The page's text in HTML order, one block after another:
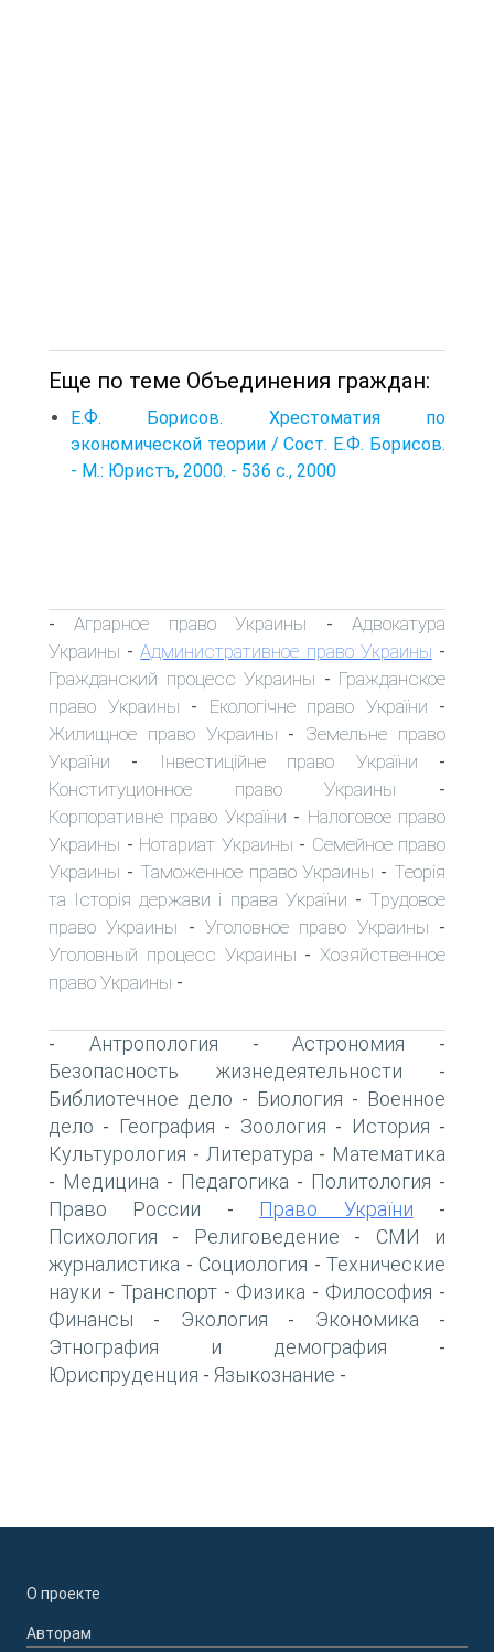
Еще по теме Объединения граждан:
Е.Ф. Борисов. Хрестоматия по
экономической теории / Сост. Е.Ф. Борисов.
- М.: Юристъ, 2000. - 536 с., 2000
-Аграрное право Украины -Адвокатура
Украины -Административное право Украины -
Гражданский процесс Украины - Гражданское
право Украины - Екологічне право України -
Жилищное право Украины - Земельне право
України - Інвестиційне право України -
Конституционное право Украины -
Корпоративне право України - Налоговое право
Украины - Нотариат Украины - Семейное право
Украины - Таможенное право Украины - Теорія
та Історія держави і права України - Трудовое
право Украины -Уголовное право Украины -
Уголовный процесс Украины - Хозяйственное
право Украины -
- Антропология -Астрономия -
Безопасность жизнедеятельности -
Библиотечное дело - Биология - Военное
дело - География - Зоология - История -
Культурология - Литература - Математика
- Медицина - Педагогика - Политология -
Право России - Право України -
Психология - Религоведение - СМИ и
журналистика - Социология - Технические
науки - Транспорт- Физика - Философия -
Финансы - Экология - Экономика -
Этнография и демография -
Юриспруденция - Языкознание -
О проекте
Авторам